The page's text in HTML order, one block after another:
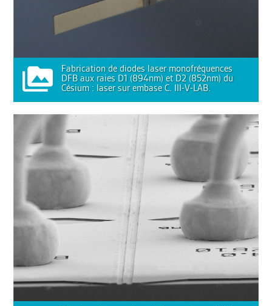
Fabrication de diodes laser monofréquences
DFB aux raies D1 (894nm) et D2 (852nm) du
Césium : laser sur embase C. III-V-LAB.